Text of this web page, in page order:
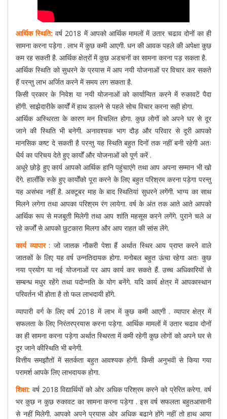
आर्थिक स्थिति: वर्ष 2018 में आपको आर्थिक मामलों में उतार चढाव दोनों का ही
सामना करना पड़ेगा . लाभ में कुछ कमी आएगी. धन की आवक पहले की अपेक्षा कुछ
कम रह सकती है. आर्थिक क्षेत्रों में कुछ अडचनों का सामना करना पड़ सकता है.
आर्थिक स्थिति को सुधरने के प्रयास में आप नयी योजनाओं पर विचार कर सकते
हैं परन्तु लाभ अर्जित करने में समय लग सकता है.
किसी प्रकार के निवेश या नयी योजनाओं को कार्यान्वित करने में रुकावटें पैदा
होंगी. साझेदारीके कार्यों में हाथ डालने से पहले सोच विचार करना सही होगा.
आर्थिक अस्थिरता के कारण मन विचलित होगा. कुछ लोगों को अपने घर से दूर
जाने की स्थिति भी बनेगी. अनावश्यक भाग दौड़ और परिवार से दूरी आपको
मानसिक कष्ट दे सकती है परन्तु यह स्थिति बहुत दिनों तक नहीं बनी रहेगी अतः
धैर्य का परिचय देते हुए कार्यों और योजनाओं को पूर्ण करें .
अधूरे छोड़े हुए कार्य आपको आर्थिक हानि पहुंचाएंगे तथा आप अपना सम्मान भी खो
देंगे. हालाँकि रुके हुए कार्योंको पूरा करने के लिए बहुत परिश्रम करना पड़ेगा परन्तु
यह असंभव नहीं है. अक्टूबर माह के बाद स्थितियां सुधरने लगेंगी. भाग्य का साथ
मिलने लगेगा तथा आपका परिश्रम रंग लायेगा. वर्ष के अंत तक आते आते आपको
आर्थिक रूप से मजबूती मिलेगी तथा आप शांति महसूस करने लगेंगे. पुराने चले अ
रहे कर्जों से आपको छुटकारा मिलगा और आप राहत की सांस लेंगे.
कार्य व्यापार : जो जातक नौकरी पेशा हैं अर्थात स्थिर आय प्राप्त करने वाले
जातकों के लिए यह वर्ष उन्नतिदायक होगा. मनोबल बहुत ऊंचा रहेगा अतः कुछ
नया प्रयोग या नई योजनाओं पर आप कार्य कर सकते हैं. उच्च अधिकारियों से
सम्बन्ध मधुर रहेंगे तथा पदोन्नति के योग बनेंगे. यदि कार्य क्षेत्र में आपकास्थान
परिवर्तन भी होता है तो फल लाभदायी होंगे.
व्यापारी वर्ग के लिए वर्ष 2018 में लाभ में कुछ कमी आएगी . व्यापार क्षेत्र में
सफलता के लिए निरंतरप्रयास करना पड़ेगा. आर्थिक मामलों में उतार चढाव दोनों
का ही सामना करना पड़ेगा अर्थात स्थिरता में कमी रहेगी कुछ लोगों को अपने घर से
दूर जाने कीस्थिति भी बनेगी.
वित्तीय समझौतों में सतर्कता बहुत आवश्यक होगी. किसी अनुभवी से किया गया
परामर्श आपके लिए लाभदायक होगा.
शिक्षा: वर्ष 2018 विद्यार्थियों को ओर अधिक परिश्रम करने को प्रेरित करेगा. वर्ष
भर कुछ न कुछ रुकावट का सामना करना पड़ेगा . इस वर्ष सफलता बहुतआसानी
से नहीं मिलेगी. आपको अपने प्रयास ओर अधिक बढाने होंगे नहीं तो हाथ आया